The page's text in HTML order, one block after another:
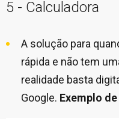
5 - Calculadora
A solução para
rápida e não tem
realidade basta
Google. Exemplo